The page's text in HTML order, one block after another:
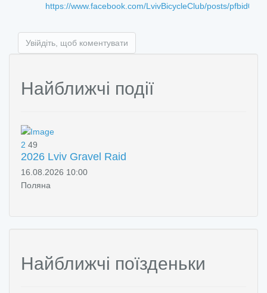
https://www.facebook.com/LvivBicycleClub/posts/
Увійдіть, щоб коментувати
Найближчі події
2 49
2026 Lviv Gravel Raid
16.08.2026 10:00
Поляна
Найближчі поїзденьки